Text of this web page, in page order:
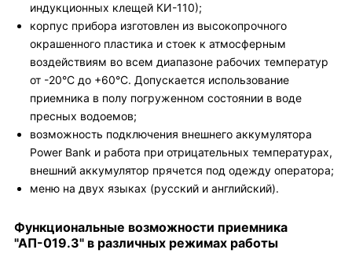
индукционных клещей КИ-110);
корпус прибора изготовлен из высокопрочного
окрашенного пластика и стоек к атмосферным
воздействиям во всем диапазоне рабочих температур
от -20°С до +60°С. Допускается использование
приемника в полу погруженном состоянии в воде
пресных водоемов;
возможность подключения внешнего аккумулятора
Power Bank и работа при отрицательных температурах,
внешний аккумулятор прячется под одежду оператора;
меню на двух языках (русский и английский).
Функциональные возможности приемника
"АП­-019.3" в различных режимах работы